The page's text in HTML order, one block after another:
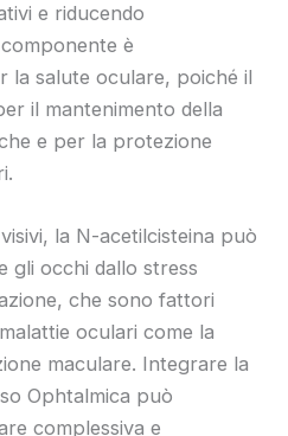
e riducendo
è
la salute oculare, poiché il
il mantenimento della
e per la protezione
la N-acetilcisteina può
gli occhi dallo stress
che sono fattori
oculari come la
maculare. Integrare la
Ophtalmica può
complessiva e